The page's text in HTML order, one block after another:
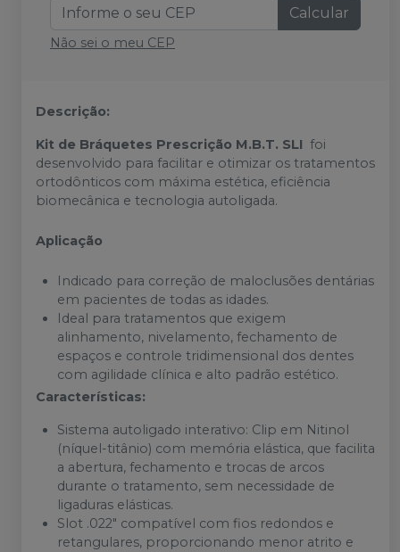
Calcular
Não sei o meu CEP
Descrição:
Kit de Bráquetes Prescrição M.B.T. SLI foi
desenvolvido para facilitar e otimizar os tratamentos
ortodônticos com máxima estética, eficiência
biomecânica e tecnologia autoligada.
Aplicação
Indicado para correção de maloclusões dentárias
em pacientes de todas as idades.
Ideal para tratamentos que exigem
alinhamento, nivelamento, fechamento de
espaços e controle tridimensional dos dentes
com agilidade clínica e alto padrão estético.
Características:
Sistema autoligado interativo: Clip em Nitinol
(níquel-titânio) com memória elástica, que facilita
a abertura, fechamento e trocas de arcos
durante o tratamento, sem necessidade de
ligaduras elásticas.
Slot .022" compatível com fios redondos e
retangulares, proporcionando menor atrito e